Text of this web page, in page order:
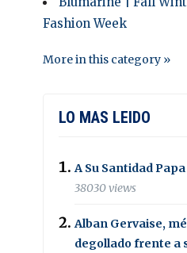
Fashion Week
More in this category »
LO MAS LEIDO
A Su Santidad
38030 views
Alban Gervaise,
degollado frente a